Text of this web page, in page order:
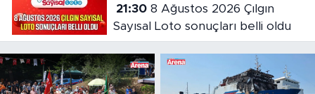
21:308 Ağustos 2026 Çılgın
Sayısal Loto sonuçları belli oldu